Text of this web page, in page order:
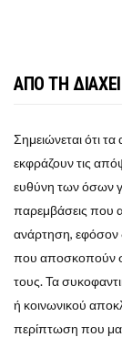
ΑΠΟ ΤΗ
Σημειώνεται ότι
εκφράζουν τις
ευθύνη των όσων
παρεμβάσεις που
ανάρτηση, εφόσον
που αποσκοπούν
τους. Τα
ή κοινωνικού
περίπτωση που